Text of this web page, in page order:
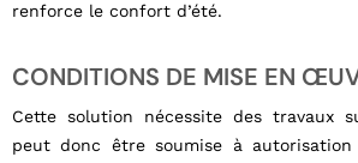
renforce le confort d’été.
CONDITIONS DE MISE EN
Cette solution nécessite des travaux
peut donc être soumise à autorisation